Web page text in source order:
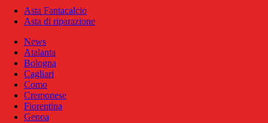
Asta Fantacalcio
Asta di riparazione
News
Atalanta
Bologna
Cagliari
Como
Cremonese
Fiorentina
Genoa